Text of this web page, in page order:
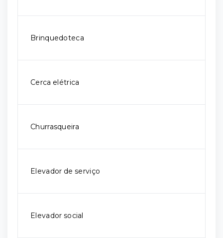
Brinquedoteca
Cerca elétrica
Churrasqueira
Elevador de serviço
Elevador social